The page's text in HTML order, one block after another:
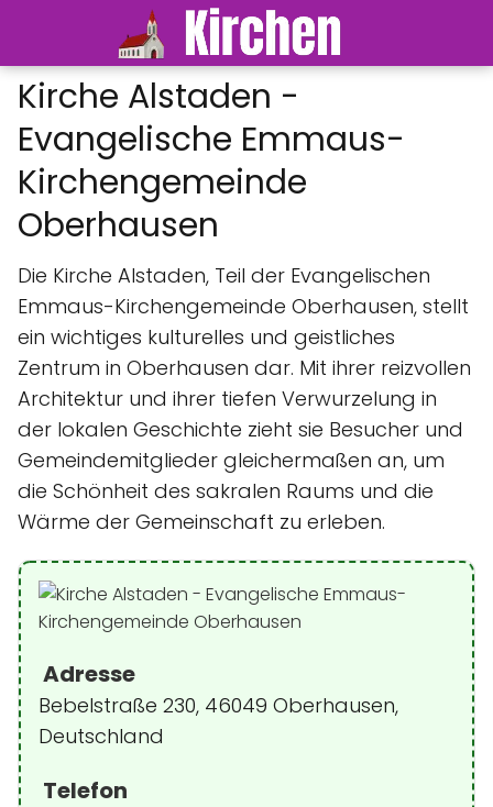
Kirche Alstaden -
Evangelische Emmaus-
Kirchengemeinde
Oberhausen
Die Kirche Alstaden, Teil der Evangelischen
Emmaus-Kirchengemeinde Oberhausen, stellt
ein wichtiges kulturelles und geistliches
Zentrum in Oberhausen dar. Mit ihrer reizvollen
Architektur und ihrer tiefen Verwurzelung in
der lokalen Geschichte zieht sie Besucher und
Gemeindemitglieder gleichermaßen an, um
die Schönheit des sakralen Raums und die
Wärme der Gemeinschaft zu erleben.
Adresse
Bebelstraße 230, 46049 Oberhausen,
Deutschland
Telefon